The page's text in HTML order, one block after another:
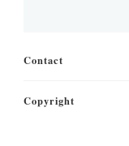
Contact
Copyright